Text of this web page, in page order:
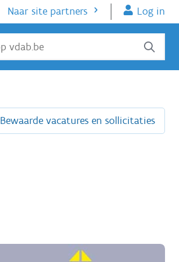
Naar site partners Log in
Bewaarde vacatures en sollicitaties